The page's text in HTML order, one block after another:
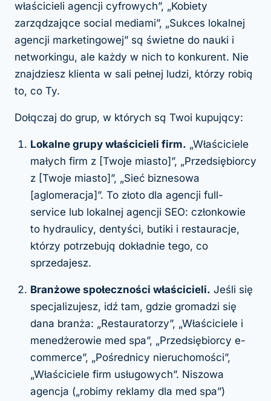
właścicieli agencji cyfrowych”, „Kobiety
zarządzające social mediami”, „Sukces lokalnej
agencji marketingowej” są świetne do nauki i
networkingu, ale każdy w nich to konkurent. Nie
znajdziesz klienta w sali pełnej ludzi, którzy robią
to, co Ty.
Dołączaj do grup, w których są Twoi kupujący:
Lokalne grupy właścicieli firm. „Właściciele
małych firm z [Twoje miasto]”, „Przedsiębiorcy
z [Twoje miasto]”, „Sieć biznesowa
[aglomeracja]”. To złoto dla agencji full-
service lub lokalnej agencji SEO: członkowie
to hydraulicy, dentyści, butiki i restauracje,
którzy potrzebują dokładnie tego, co
sprzedajesz.
Branżowe społeczności właścicieli. Jeśli się
specjalizujesz, idź tam, gdzie gromadzi się
dana branża: „Restauratorzy”, „Właściciele i
menedżerowie med spa”, „Przedsiębiorcy e-
commerce”, „Pośrednicy nieruchomości”,
„Właściciele firm usługowych”. Niszowa
agencja („robimy reklamy dla med spa”)